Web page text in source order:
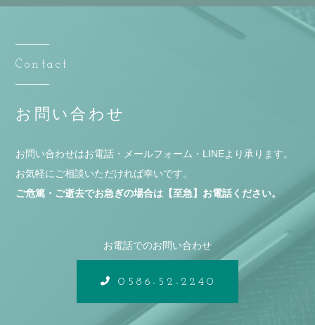
Contact
お問い合わせ
お問い合わせはお電話・メールフォーム・LINEより承ります。
お気軽にご相談いただければ幸いです。
ご危篤・ご逝去でお急ぎの場合は【至急】お電話ください。
お電話でのお問い合わせ
0586-52-2240